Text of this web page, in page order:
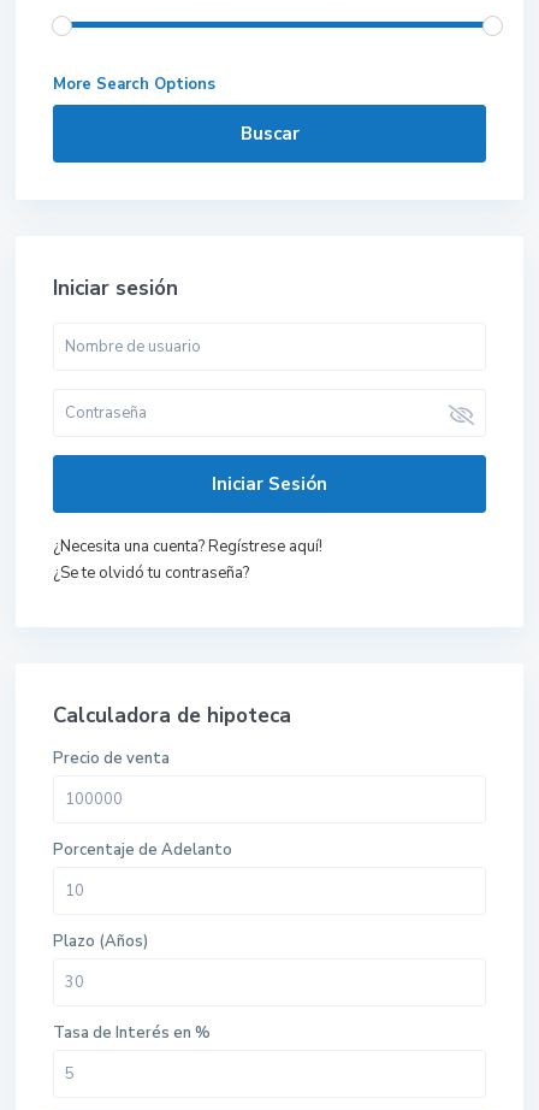
More Search Options
Buscar
Iniciar sesión
Iniciar Sesión
¿Necesita una cuenta? Regístrese aquí!
¿Se te olvidó tu contraseña?
Calculadora de hipoteca
Precio de venta
Porcentaje de Adelanto
Plazo (Años)
Tasa de Interés en %